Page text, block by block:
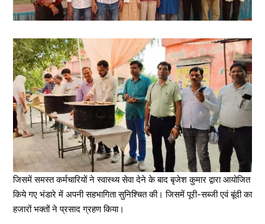
जिसमें समस्त कर्मचारियों ने स्वास्थ्य सेवा देने के बाद बृजेश कुमार द्वारा आयोजित
किये गए भंडारे में अपनी सहभागिता सुनिश्चित की। जिसमें पूरी-सब्जी एवं बूंदी का
हजारों भक्तों ने प्रसाद ग्रहण किया।